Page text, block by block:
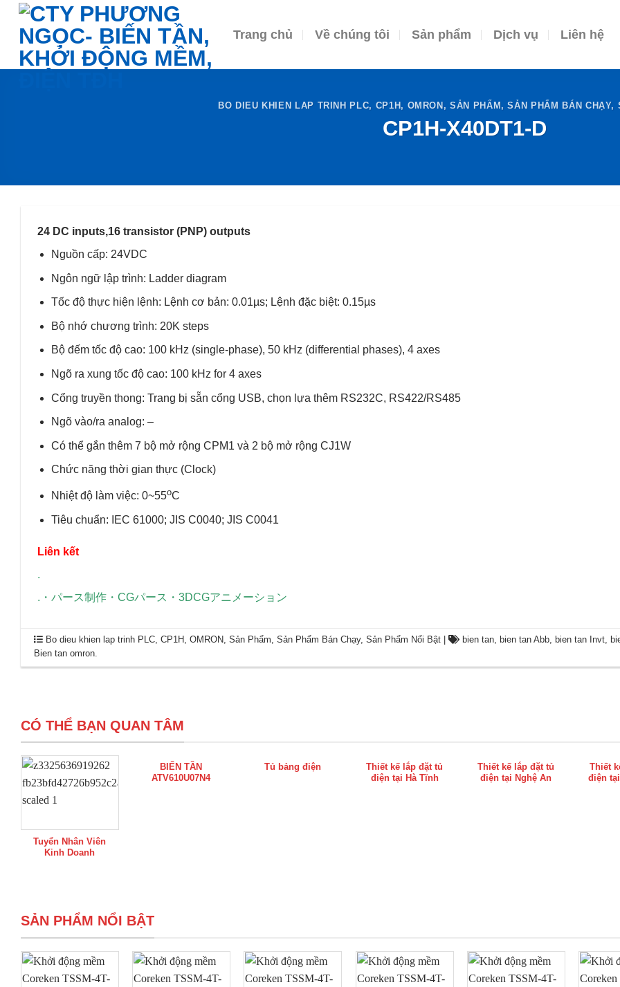
Skip
content
Trang chủ Về chúng tôi Sản phẩm Dịch vụ Liên hệ
BO DIEU KHIEN LAP TRINH PLC, CP1H , OMRON ,SẢN PHẨM ,SẢN PHẨM BÁN CHẠY,
CP1H-X40DT1-D
24 DC inputs,16 transistor (PNP) outputs
Nguồn cấp: 24VDC
Ngôn ngữ lập trình: Ladder diagram
Tốc độ thực hiện lệnh: Lệnh cơ bản: 0.01µs; Lệnh đặc biệt: 0.15µs
Bộ nhớ chương trình: 20K steps
Bộ đếm tốc độ cao: 100 kHz (single-phase), 50 kHz (differential phases), 4 axes
Ngõ ra xung tốc độ cao: 100 kHz for 4 axes
Cổng truyền thong: Trang bị sẵn cổng USB, chọn lựa thêm RS232C, RS422/RS485
Ngõ vào/ra analog: –
Có thể gắn thêm 7 bộ mở rộng CPM1 và 2 bộ mở rộng CJ1W
Chức năng thời gian thực (Clock)
Nhiệt độ làm việc: 0~55oC
Tiêu chuẩn: IEC 61000; JIS C0040; JIS C0041
Liên kết
.
. ・ パース制作 ・ CGパース ・ 3DCGアニメーション
Bo dieu khien lap trinh PLC,CP1H ,OMRON,Sản Phẩm,Sản Phẩm Bán Chạy,Sản Phẩm Nổi Bật | bien tan, bien tan Abb, bien tan Invt,
Bien tan omron.
CÓ THỂ BẠN QUAN TÂM
Tuyển Nhân Viên
Kinh Doanh
BIẾN TẦN
ATV610U07N4
Tủ bảng điện
Thiết kế lắp đặt tủ
điện tại Hà Tĩnh
Thiết kế lắp đặt tủ
điện tại Nghệ An
Thiết
điện
SẢN PHẨM NỔI BẬT